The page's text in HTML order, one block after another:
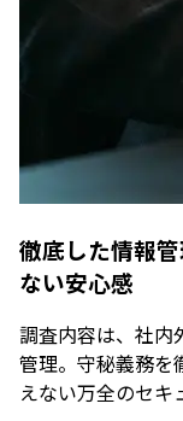
徹底した情報
ない安心感
調査内容は、社内
管理。守秘義務を
えない万全のセキ